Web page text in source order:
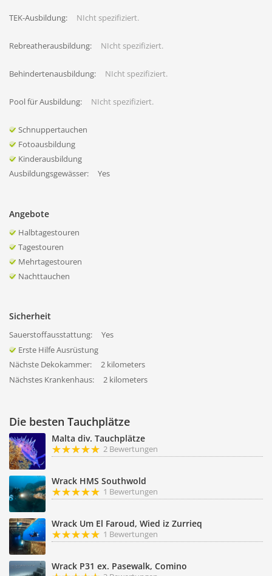
TEK-Ausbildung: NIcht spezifiziert.
Rebreatherausbildung: NIcht spezifiziert.
Behindertenausbildung: NIcht spezifiziert.
Pool für Ausbildung: NIcht spezifiziert.
Schnuppertauchen
Fotoausbildung
Kinderausbildung
Ausbildungsgewässer:
Yes
Angebote
Halbtagestouren
Tagestouren
Mehrtagestouren
Nachttauchen
Sicherheit
Sauerstoffausstattung:
Yes
Erste Hilfe Ausrüstung
Nächste Dekokammer:
2 kilometers
Nächstes Krankenhaus:
2 kilometers
Die besten Tauchplätze
Malta div. Tauchplätze
2 Bewertungen
Wrack HMS Southwold
1 Bewertungen
Wrack Um El Faroud, Wied iz Zurrieq
1 Bewertungen
Wrack P31 ex. Pasewalk, Comino